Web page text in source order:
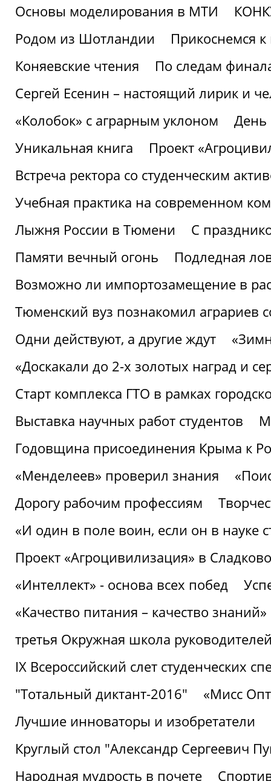
Основы моделирования в МТИ
Родом из Шотландии
Прикоснемся
Коняевские чтения
По следам
Сергей Есенин – настоящий лирик и
«Колобок» с аграрным уклоном
День
Уникальная книга
Проект
Встреча ректора со студенческим
Учебная практика на современном
Лыжня России в Тюмени
С
Памяти вечный огонь
Подледная
Возможно ли импортозамещение в
Тюменский вуз познакомил аграриев
Одни действуют, а другие ждут
«Доскакали до 2-х золотых наград и
Старт комплекса ГТО в рамках
Выставка научных работ студентов
Годовщина присоединения Крыма к
«Менделеев» проверил знания
Дорогу рабочим профессиям
«И один в поле воин, если он в науке
Проект «Агроцивилизация» в Сладково
«Интеллект» - основа всех побед
«Качество питания – качество знаний»
третья Окружная школа
IХ Всероссийский слет студенческих
"Тотальный диктант-2016"
«Мисс
Лучшие инноваторы и изобретатели
Круглый стол "Александр Сергеевич
Народная мудрость в почете